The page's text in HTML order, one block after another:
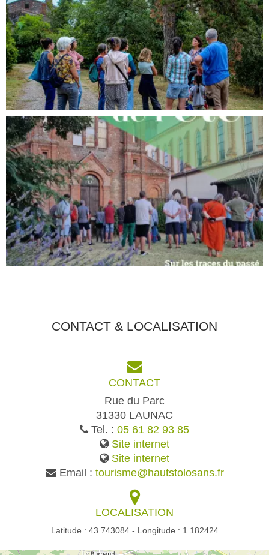
CONTACT & LOCALISATION
CONTACT
Rue du Parc
31330 LAUNAC
Tel. : 05 61 82 93 85
Site internet
Site internet
Email : tourisme@hautstolosans.fr
LOCALISATION
Latitude : 43.743084 - Longitude : 1.182424